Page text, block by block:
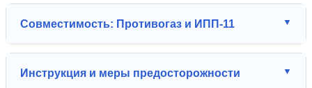
Совместимость: Противогаз и ИПП-11
Инструкция и меры предосторожности